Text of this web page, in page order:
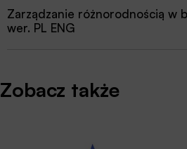
Zarządzanie różnorodnością w
wer. PL ENG
Zobacz także